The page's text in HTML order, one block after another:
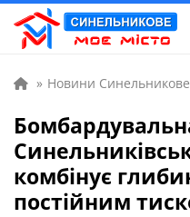
» Новини Синельникове
комбінує
постійним